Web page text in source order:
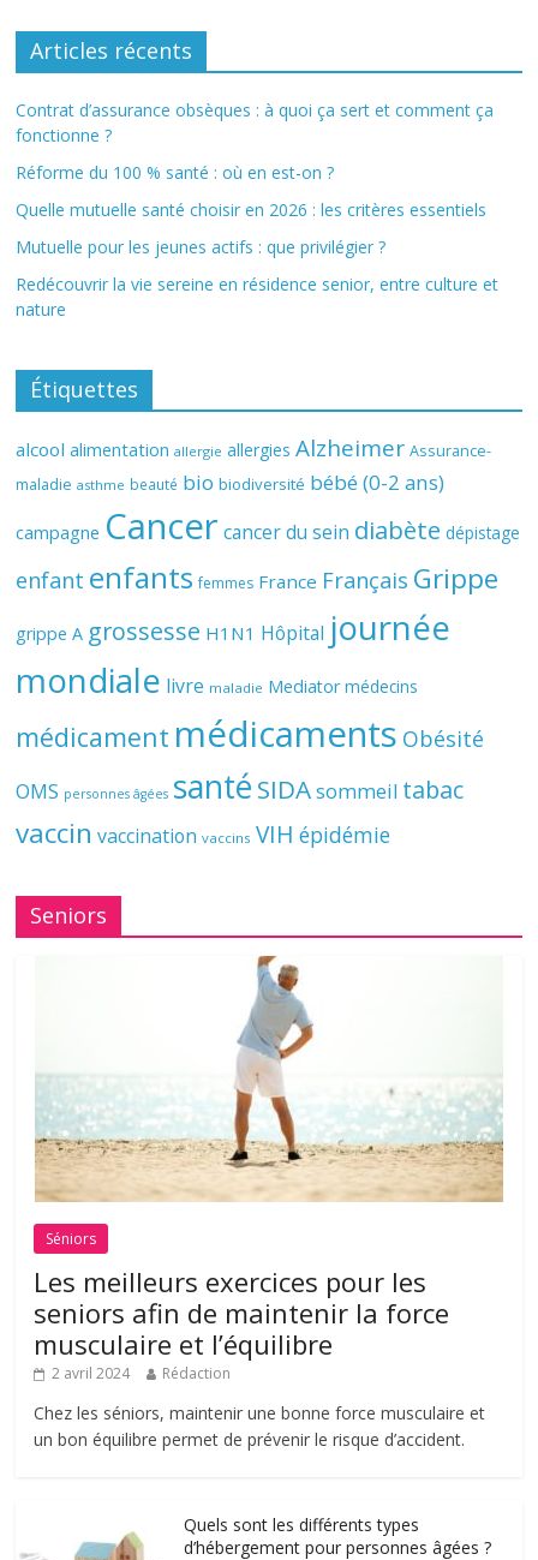
Articles récents
Contrat d’assurance obsèques : à quoi ça sert et comment ça
fonctionne ?
Réforme du 100 % santé : où en est-on ?
Quelle mutuelle santé choisir en 2026 : les critères essentiels
Mutuelle pour les jeunes actifs : que privilégier ?
Redécouvrir la vie sereine en résidence senior, entre culture et
nature
Étiquettes
alcool alimentation allergie allergies Alzheimer Assurance-
maladie asthme beauté bio biodiversité bébé (0-2 ans)
campagne Cancer cancer du sein diabète dépistage
enfant enfants femmes France Français Grippe
grippe A grossesse H1N1 Hôpital journée
mondiale livre maladie Mediator médecins
médicament médicaments Obésité
OMS personnes âgées santé SIDAsommeil tabac
vaccin vaccination vaccins VIH épidémie
Seniors
Séniors
Les meilleurs exercices pour les
seniors afin de maintenir la force
musculaire et l’équilibre
2 avril 2024 Rédaction
Chez les séniors, maintenir une bonne force musculaire et
un bon équilibre permet de prévenir le risque d’accident.
Quels sont les différents types
d’hébergement pour personnes âgées ?